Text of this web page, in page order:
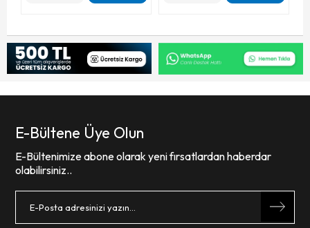
E-Bültene Üye Olun
E-Bültenimize abone olarak yeni fırsatlardan haberdar
olabilirsiniz..